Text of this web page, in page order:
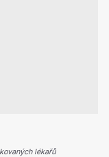
lékařů